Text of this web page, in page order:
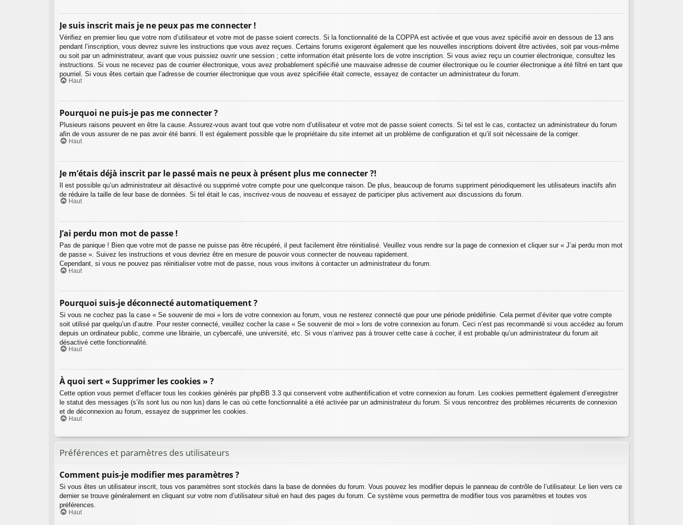
Je suis inscrit mais je ne peux pas me connecter !
Vérifiez en premier lieu que votre nom d’utilisateur et votre mot de passe soient corrects. Si la fonctionnalité de la COPPA est activée et que vous avez spécifié avoir en dessous de 13 ans
pendant l’inscription, vous devrez suivre les instructions que vous avez reçues. Certains forums exigeront également que les nouvelles inscriptions doivent être activées, soit par vous-même
ou soit par un administrateur, avant que vous puissiez ouvrir une session ; cette information était présente lors de votre inscription. Si vous aviez reçu un courrier électronique, consultez les
instructions. Si vous ne recevez pas de courrier électronique, vous avez probablement spécifié une mauvaise adresse de courrier électronique ou le courrier électronique a été filtré en tant que
pourriel. Si vous êtes certain que l’adresse de courrier électronique que vous avez spécifiée était correcte, essayez de contacter un administrateur du forum.
Haut
Pourquoi ne puis-je pas me connecter ?
Plusieurs raisons peuvent en être la cause. Assurez-vous avant tout que votre nom d’utilisateur et votre mot de passe soient corrects. Si tel est le cas, contactez un administrateur du forum
afin de vous assurer de ne pas avoir été banni. Il est également possible que le propriétaire du site internet ait un problème de configuration et qu’il soit nécessaire de la corriger.
Haut
Je m’étais déjà inscrit par le passé mais ne peux à présent plus me connecter ?!
Il est possible qu’un administrateur ait désactivé ou supprimé votre compte pour une quelconque raison. De plus, beaucoup de forums suppriment périodiquement les utilisateurs inactifs afin
de réduire la taille de leur base de données. Si tel était le cas, inscrivez-vous de nouveau et essayez de participer plus activement aux discussions du forum.
Haut
J’ai perdu mon mot de passe !
Pas de panique ! Bien que votre mot de passe ne puisse pas être récupéré, il peut facilement être réinitialisé. Veuillez vous rendre sur la page de connexion et cliquer sur « J’ai perdu mon mot
de passe ». Suivez les instructions et vous devriez être en mesure de pouvoir vous connecter de nouveau rapidement.
Cependant, si vous ne pouvez pas réinitialiser votre mot de passe, nous vous invitons à contacter un administrateur du forum.
Haut
Pourquoi suis-je déconnecté automatiquement ?
Si vous ne cochez pas la case « Se souvenir de moi » lors de votre connexion au forum, vous ne resterez connecté que pour une période prédéfinie. Cela permet d’éviter que votre compte
soit utilisé par quelqu’un d’autre. Pour rester connecté, veuillez cocher la case « Se souvenir de moi » lors de votre connexion au forum. Ceci n’est pas recommandé si vous accédez au forum
depuis un ordinateur public, comme une librairie, un cybercafé, une université, etc. Si vous n’arrivez pas à trouver cette case à cocher, il est probable qu’un administrateur du forum ait
désactivé cette fonctionnalité.
Haut
À quoi sert « Supprimer les cookies » ?
Cette option vous permet d’effacer tous les cookies générés par phpBB 3.3 qui conservent votre authentification et votre connexion au forum. Les cookies permettent également d’enregistrer
le statut des messages (s’ils sont lus ou non lus) dans le cas où cette fonctionnalité a été activée par un administrateur du forum. Si vous rencontrez des problèmes récurrents de connexion
et de déconnexion au forum, essayez de supprimer les cookies.
Haut
Préférences et paramètres des utilisateurs
Comment puis-je modifier mes paramètres ?
Si vous êtes un utilisateur inscrit, tous vos paramètres sont stockés dans la base de données du forum. Vous pouvez les modifier depuis le panneau de contrôle de l’utilisateur. Le lien vers ce
dernier se trouve généralement en cliquant sur votre nom d’utilisateur situé en haut des pages du forum. Ce système vous permettra de modifier tous vos paramètres et toutes vos
préférences.
Haut